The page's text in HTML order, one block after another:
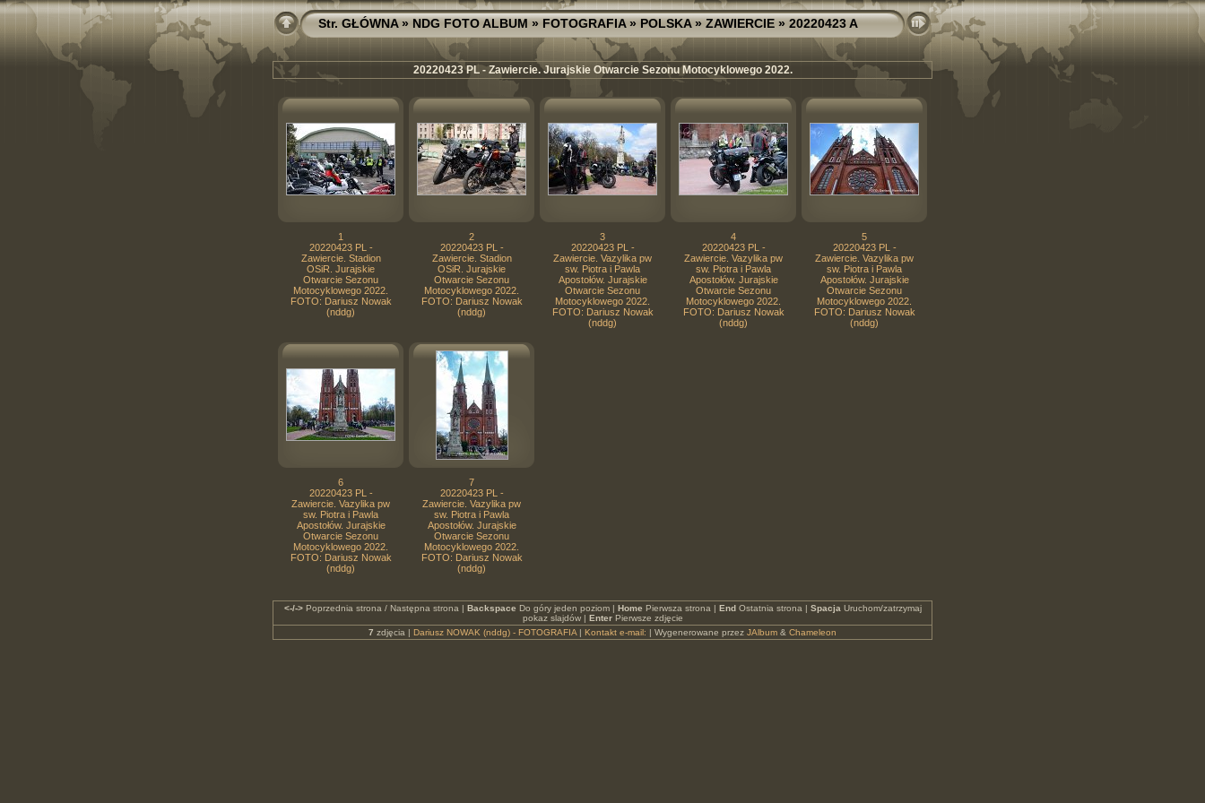
Str. GŁÓWNA»NDG FOTO ALBUM»FOTOGRAFIA»POLSKA»ZAWIERCIE» 20220423 A
20220423 PL - Zawiercie. Jurajskie Otwarcie Sezonu Motocyklowego 2022.
1
20220423 PL -
Zawiercie. Stadion
OSiR. Jurajskie
Otwarcie Sezonu
Motocyklowego 2022.
FOTO: Dariusz Nowak
(nddg)
2
20220423 PL -
Zawiercie. Stadion
OSiR. Jurajskie
Otwarcie Sezonu
Motocyklowego 2022.
FOTO: Dariusz Nowak
(nddg)
3
20220423 PL -
Zawiercie. Vazylika pw
sw. Piotra i Pawla
Apostołów. Jurajskie
Otwarcie Sezonu
Motocyklowego 2022.
FOTO: Dariusz Nowak
(nddg)
4
20220423 PL -
Zawiercie. Vazylika pw
sw. Piotra i Pawla
Apostołów. Jurajskie
Otwarcie Sezonu
Motocyklowego 2022.
FOTO: Dariusz Nowak
(nddg)
5
20220423 PL -
Zawiercie. Vazylika pw
sw. Piotra i Pawla
Apostołów. Jurajskie
Otwarcie Sezonu
Motocyklowego 2022.
FOTO: Dariusz Nowak
(nddg)
6
20220423 PL -
Zawiercie. Vazylika pw
sw. Piotra i Pawla
Apostołów. Jurajskie
Otwarcie Sezonu
Motocyklowego 2022.
FOTO: Dariusz Nowak
(nddg)
7
20220423 PL -
Zawiercie. Vazylika pw
sw. Piotra i Pawla
Apostołów. Jurajskie
Otwarcie Sezonu
Motocyklowego 2022.
FOTO: Dariusz Nowak
(nddg)
<-/->Poprzednia strona / Następna strona | Backspace Do góry jeden poziom | Home Pierwsza strona | EndOstatnia strona | Spacja Uruchom/zatrzymaj
pokaz slajdów | EnterPierwsze zdjęcie
7 zdjęcia | Dariusz NOWAK (nddg) - FOTOGRAFIA | Kontakt e-mail: | Wygenerowane przez JAlbum & Chameleon